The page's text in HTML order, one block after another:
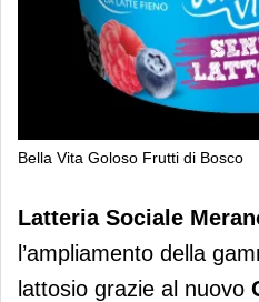
Bella Vita Goloso Frutti di Bosco
Latteria Sociale
gamma Bella Vita
Latteria Sociale
l’ampliamento della
lattosio grazie al nuovo